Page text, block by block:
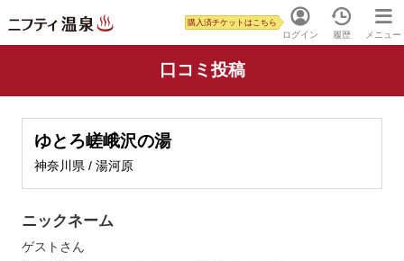
ログイン
購入済チケットはこちら
履歴 メニュー
口コミ投稿
ゆとろ嵯峨沢の湯
神奈川県 / 湯河原
ニックネーム
ゲスト さん